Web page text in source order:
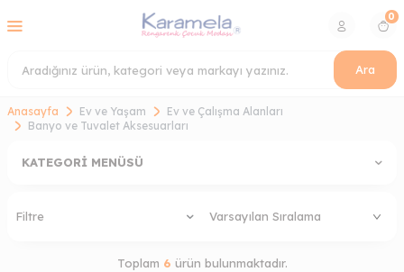
Ara
0
Anasayfa Ev ve Yaşam
Ev ve Çalışma Alanları
Banyo ve Tuvalet Aksesuarları
KATEGORI MENÜSÜ
Filtre
Toplam 6 ürün bulunmaktadır.